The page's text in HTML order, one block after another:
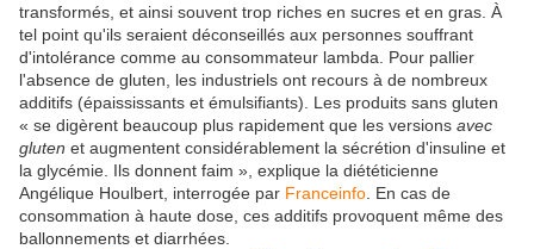
transformés, et ainsi souvent trop riches en sucres et en gras. À
tel point qu'ils seraient déconseillés aux personnes souffrant
d'intolérance comme au consommateur lambda. Pour pallier
l'absence de gluten, les industriels ont recours à de nombreux
additifs (épaississants et émulsifiants). Les produits sans gluten
« se digèrent beaucoup plus rapidement que les versions avec
gluten et augmentent considérablement la sécrétion d'insuline et
la glycémie. Ils donnent faim », explique la diététicienne
Angélique Houlbert, interrogée par Franceinfo . En cas de
consommation à haute dose, ces additifs provoquent même des
ballonnements et diarrhées.